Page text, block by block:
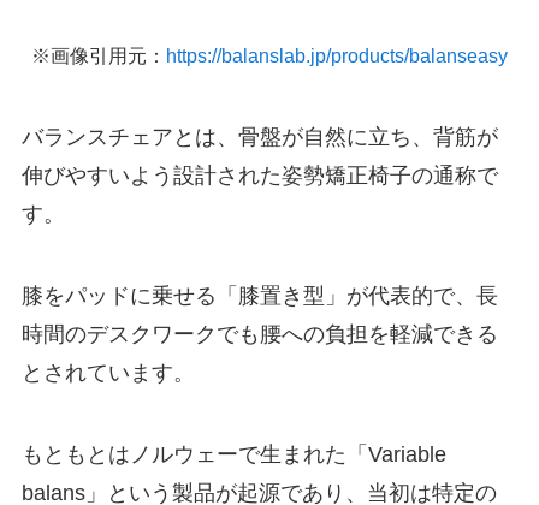
※画像引用元： https://balanslab.jp/products/balanseasy
バランスチェアとは、骨盤が自然に立ち、背筋が
伸びやすいよう設計された姿勢矯正椅子の通称で
す。
膝をパッドに乗せる「膝置き型」が代表的で、長
時間のデスクワークでも腰への負担を軽減できる
とされています。
もともとはノルウェーで生まれた「Variable
balans」という製品が起源であり、当初は特定の